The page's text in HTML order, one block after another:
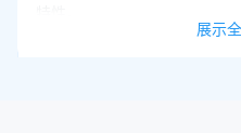
你能想象把这一练习的结果
样吗？事实上，传统销售人
展示